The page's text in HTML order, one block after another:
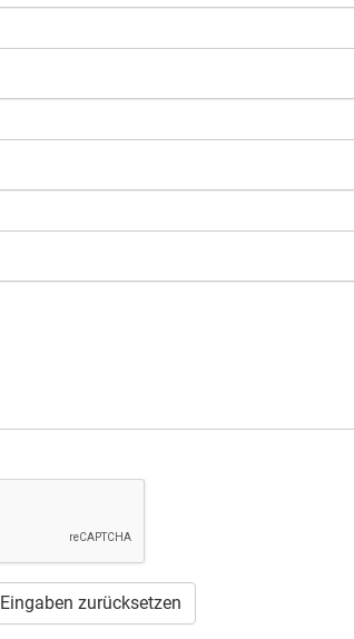
Eingaben zurücksetzen